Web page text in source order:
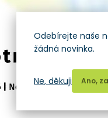
Odebírejte naše
žádná novinka.
Ano,
Ne, děkuji